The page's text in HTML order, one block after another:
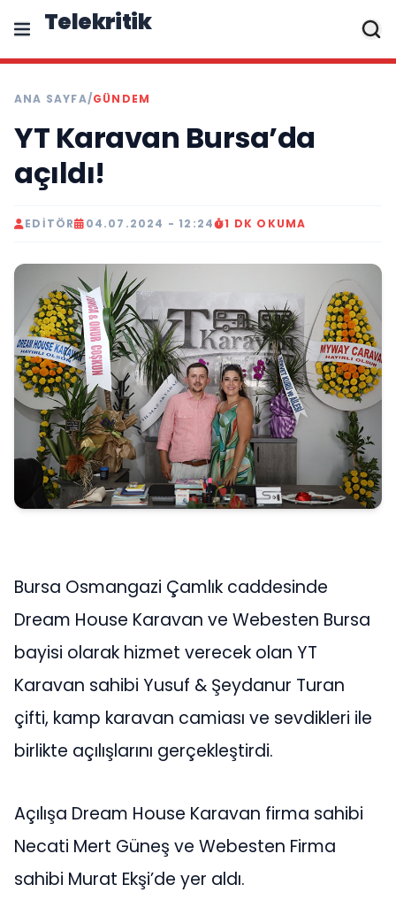
Telekritik
ANA SAYFA/GÜNDEM
YT Karavan Bursa’da
açıldı!
EDITÖR 04.07.2024 - 12:24 1 DK OKUMA
Bursa Osmangazi Çamlık caddesinde
Dream House Karavan ve Webesten Bursa
bayisi olarak hizmet verecek olan YT
Karavan sahibi Yusuf & Şeydanur Turan
çifti, kamp karavan camiası ve sevdikleri ile
birlikte açılışlarını gerçekleştirdi.
Açılışa Dream House Karavan firma sahibi
Necati Mert Güneş ve Webesten Firma
sahibi Murat Ekşi’de yer aldı.